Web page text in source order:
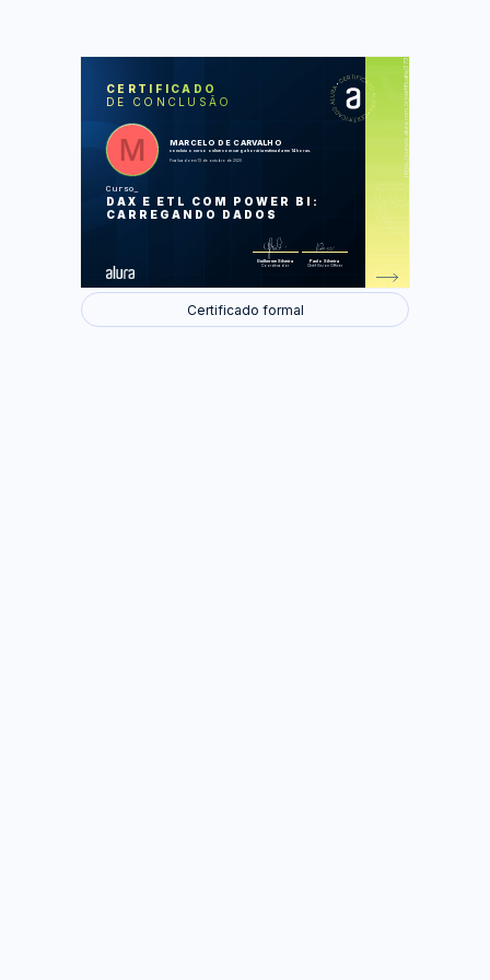
CERTIFICADO
DE CONCLUSÃO
MARCELO DE CARVALHO
concluiu o curso online com carga horária estimada em 14 horas.
Finalizado em 13 de outubro de 2020
Curso
DAX E ETL COM POWER BI:
CARREGANDO DADOS
Guilherme Silveira
Coordenador
Paulo Silveira
Chief Vision Officer
https://cursos.alura.com.br/certificate/37377e6d-aa93-4ff3-bb2c-1b7ca76b8193
LAS
Entendendo processo de ETL
Leitura de dados
Modelagem e primeiro contato com
Foram feitas 74 de 74 atividades.
Certificado formal